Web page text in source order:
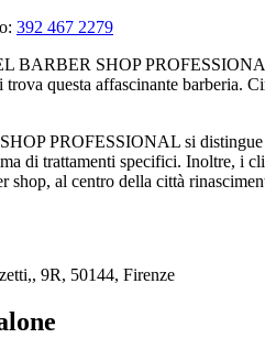
392 467 2279
BARBER SHOP
trova questa affascinante barberia.
PROFESSIONAL si distingue
di trattamenti specifici. Inoltre, i
shop, al centro della città
9R, 50144, Firenze